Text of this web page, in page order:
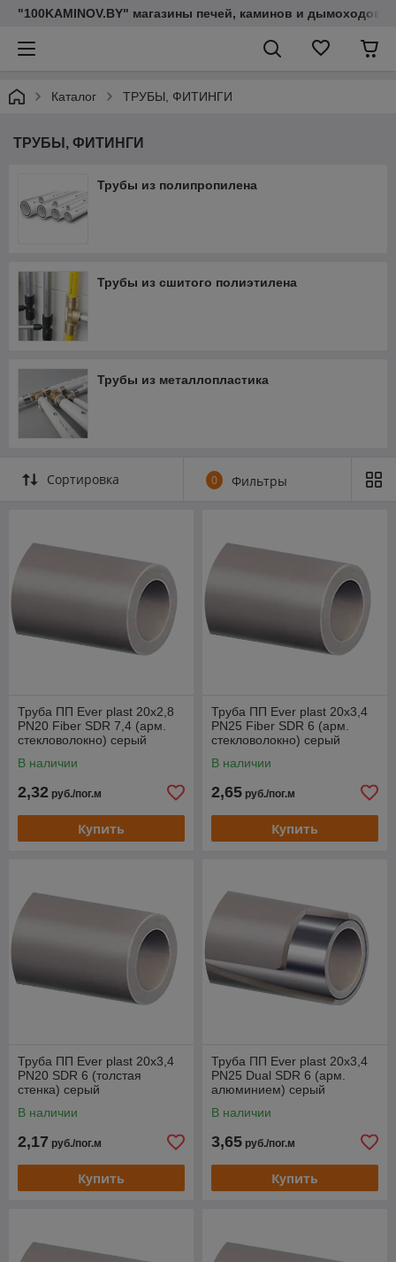
"100KAMINOV.BY" магазины печей, каминов и дымоходов
Каталог ТРУБЫ, ФИТИНГИ
ТРУБЫ, ФИТИНГИ
Трубы из полипропилена
Трубы из сшитого полиэтилена
Трубы из металлопластика
Сортировка 0 Фильтры
Труба ПП Ever plast 20x2,8
PN20 Fiber SDR 7,4 (арм.
стекловолокно) серый
В наличии
2,32 руб./пог.м
Купить
Труба ПП Ever plast 20x3,4
PN25 Fiber SDR 6 (арм.
стекловолокно) серый
В наличии
2,65 руб./пог.м
Купить
Труба ПП Ever plast 20x3,4
PN20 SDR 6 (толстая
стенка) серый
В наличии
2,17 руб./пог.м
Купить
Труба ПП Ever plast 20x3,4
PN25 Dual SDR 6 (арм.
алюминием) серый
В наличии
3,65 руб./пог.м
Купить